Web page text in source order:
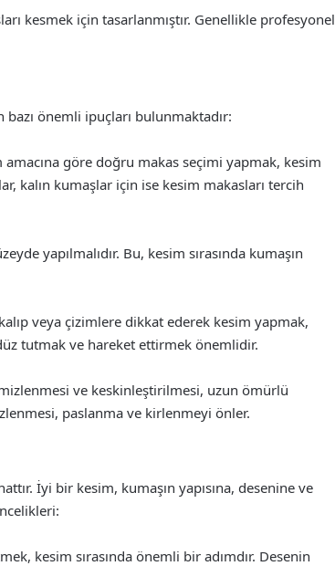
kesmek için tasarlanmıştır. Genellikle profesyonel
önemli ipuçları bulunmaktadır:
göre doğru makas seçimi yapmak, kesim
kalın kumaşlar için ise kesim makasları tercih
yapılmalıdır. Bu, kesim sırasında kumaşın
veya çizimlere dikkat ederek kesim yapmak,
tutmak ve hareket ettirmek önemlidir.
ve keskinleştirilmesi, uzun ömürlü
paslanma ve kirlenmeyi önler.
İyi bir kesim, kumaşın yapısına, desenine ve
kesim sırasında önemli bir adımdır. Desenin